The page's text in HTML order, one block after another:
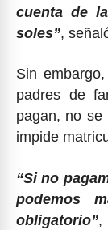
cuenta de
soles”,
Sin
padres de
pagan, no se
impide
“Si no
podemos
obligatorio”,